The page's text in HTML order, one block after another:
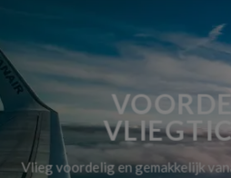
Vlieg voordelig en gemakkelijk